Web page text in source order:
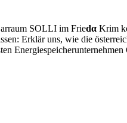
SOLLI im Friedα Krim
Erklär uns, wie die
Energiespeicherunternehmen